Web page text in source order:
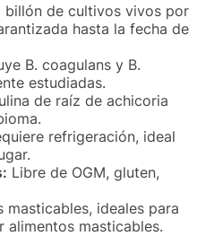
billón de cultivos vivos por
hasta la fecha de
B. coagulans y B.
estudiadas.
de raíz de achicoria
refrigeración, ideal
Libre de OGM, gluten,
masticables, ideales para
alimentos masticables.